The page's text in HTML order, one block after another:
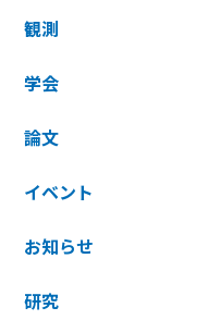
観測
学会
論文
イベント
お知らせ
研究